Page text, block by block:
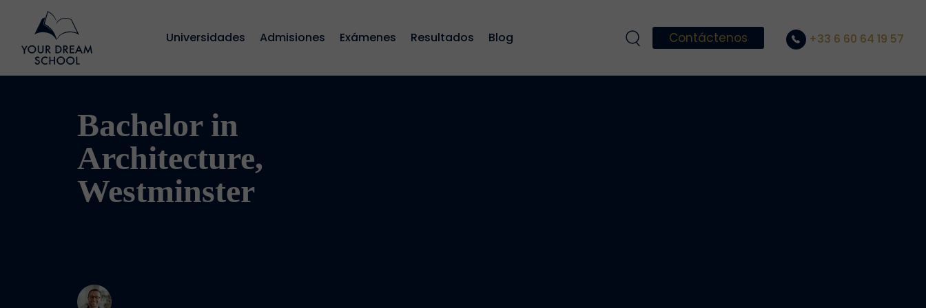
Universidades Admisiones Exámenes Resultados Blog Contáctenos +33 6 60 64 19 57
Bachelor in
Architecture,
Westminster